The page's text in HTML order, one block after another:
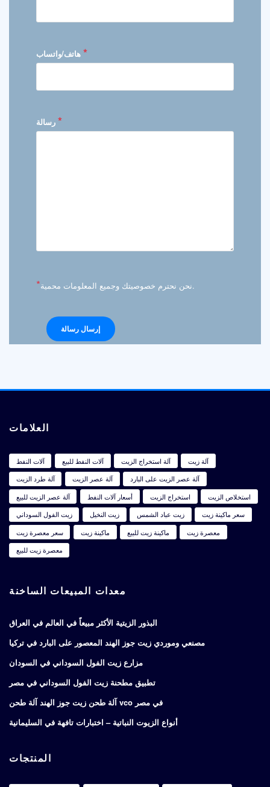
*
*
* نحن نحترم خصوصيتك وجميع المعلومات محمية.
العلامات
آلات النفط آلات النفط للبيع آلة استخراج الزيت
آلة زيت
آلة طرد الزيت
آلة عصر الزيت
آلة عصر الزيت على البارد
آلة عصر الزيت للبيع
أسعار آلات النفط استخراج الزيت
استخلاص الزيت
زيت الفول السوداني
زيت النخيل زيت عباد الشمس
سعر ماكينة زيت
سعر معصرة زيت
ماكينة زيت ماكينة زيت للبيع
معصرة زيت
معصرة زيت للبيع
معدات المبيعات الساخنة
البذور الزيتية الأكثر مبيعاً في العالم في العراق
مصنعي وموردي زيت جوز الهند المعصور على البارد في تركيا
مزارع زيت الفول السوداني في السودان
تطبيق مطحنة زيت الفول السوداني في مصر
آلة طحن زيت جوز الهند آلة طحن vco في مصر
أنواع الزيوت النباتية – اختبارات تافهة في السليمانية
المنتجات